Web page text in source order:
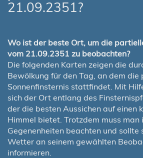
21.09.2351?
Wo ist der beste Ort, um die
vom 21.09.2351 zu beobachten?
Die folgenden Karten zeigen die
Bewölkung für den Tag, an dem die
Sonnenfinsternis stattfindet. Mit
sich der Ort entlang des
der die besten Aussichen auf einen
Himmel bietet. Trotzdem muss man
Gegenenheiten beachten und sollte
Wetter an seinem gewählten
informieren.